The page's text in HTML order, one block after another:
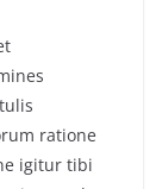
ratione
igitur tibi